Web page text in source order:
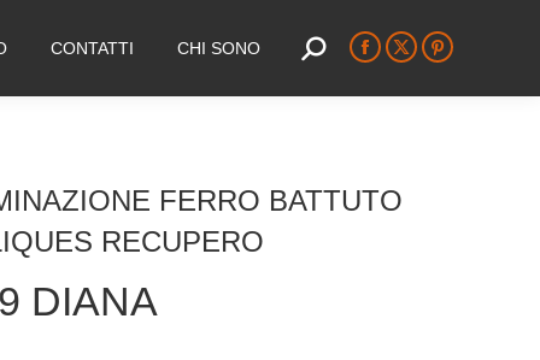
CONTATTI CHI SONO Search: Facebook
page
new
window
X
page
Pinterest
page
FERRO BATTUTO
RECUPERO
DIANA